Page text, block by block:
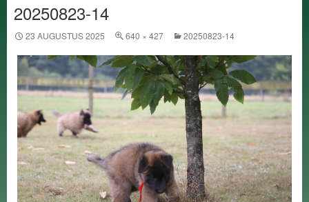
20250823-14
23 AUGUSTUS 2025 640 × 427 20250823-14